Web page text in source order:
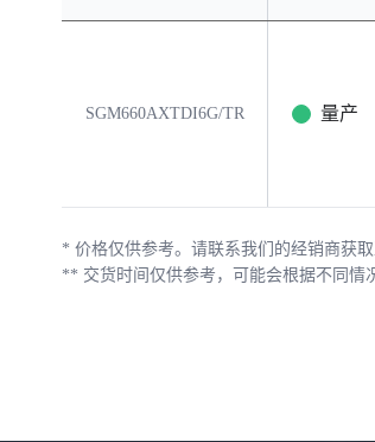
SGM660AXTDI6G/TR 量产
* 价格仅供参考。请联系我们的经销商获取
** 交货时间仅供参考，可能会根据不同情